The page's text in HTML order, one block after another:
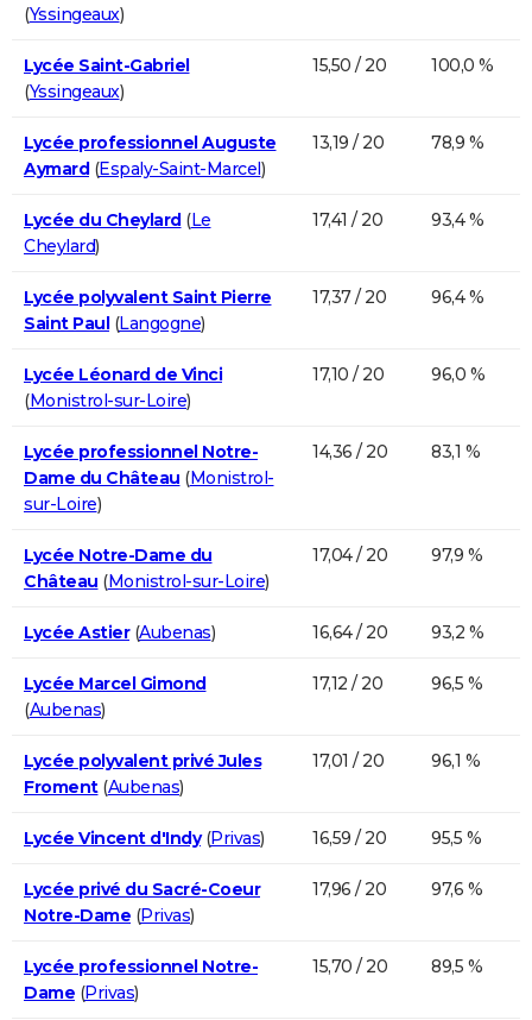
(Yssingeaux)
Lycée Saint-Gabriel
(Yssingeaux)
15,50 / 20 100,0 %
Lycée professionnel Auguste
Aymard(Espaly-Saint-Marcel)
13,19 / 20 78,9 %
Lycée du Cheylard(Le
Cheylard)
17,41 / 20 93,4 %
Lycée polyvalent Saint Pierre
Saint Paul(Langogne)
17,37 / 20 96,4 %
Lycée Léonard de Vinci
(Monistrol-sur-Loire)
17,10 / 20 96,0 %
Lycée professionnel Notre-
Dame du Château (Monistrol-
sur-Loire)
14,36 / 20 83,1 %
Lycée Notre-Dame du
Château (Monistrol-sur-Loire)
17,04 / 20 97,9 %
Lycée Astier(Aubenas) 16,64 / 20 93,2 %
Lycée Marcel Gimond
(Aubenas)
17,12 / 20 96,5 %
Lycée polyvalent privé Jules
Froment(Aubenas)
17,01 / 20 96,1 %
Lycée Vincent d'Indy(Privas) 16,59 / 20 95,5 %
Lycée privé du Sacré-Coeur
Notre-Dame (Privas)
17,96 / 20 97,6 %
Lycée professionnel Notre-
Dame (Privas)
15,70 / 20 89,5 %